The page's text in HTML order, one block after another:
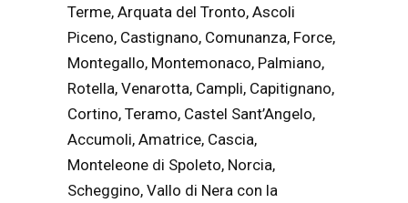
Terme, Arquata del Tronto, Ascoli
Piceno, Castignano, Comunanza, Force,
Montegallo, Montemonaco, Palmiano,
Rotella, Venarotta, Campli, Capitignano,
Cortino, Teramo, Castel Sant’Angelo,
Accumoli, Amatrice, Cascia,
Monteleone di Spoleto, Norcia,
Scheggino, Vallo di Nera con la